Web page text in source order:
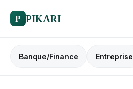
P PIKARI
Banque/Finance Entreprise